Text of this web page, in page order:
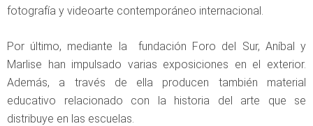
fotografía y videoarte contemporáneo internacional.
Por último, mediante la fundación Foro del Sur, Aníbal y
Marlise han impulsado varias exposiciones en el exterior.
Además, a través de ella producen también material
educativo relacionado con la historia del arte que se
distribuye en las escuelas.